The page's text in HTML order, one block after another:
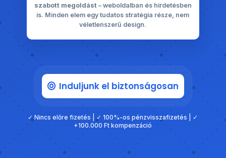
szabott megoldást – weboldalban és hirdetésben
is. Minden elem egy tudatos stratégia része, nem
véletlenszerű design.
Induljunk el biztonságosan
✓ Nincs előre fizetés | ✓ 100%-os pénzvisszafizetés | ✓
+100.000 Ft kompenzáció